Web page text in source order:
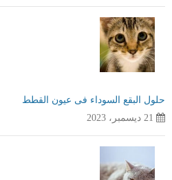
حلول البقع السوداء فى عيون القطط
21 ديسمبر، 2023